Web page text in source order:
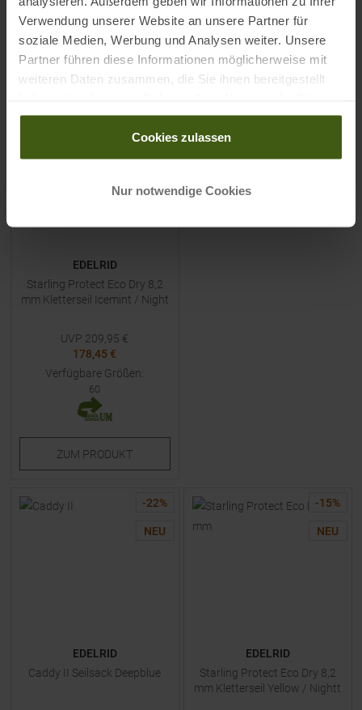
Verwendung unserer Website an unsere Partner für
soziale Medien, Werbung und Analysen weiter. Unsere
Partner führen diese Informationen möglicherweise mit
weiteren Daten zusammen, die Sie ihnen bereitgestellt
gesammelt haben.
Cookies zulassen
Nur notwendige Cookies
ZUMPRODUKT ZUMPRODUKT
-15%
NEU
EDELRID
Starling Protect Eco Dry 8,2
mm Kletterseil Icemint / Night
UVP 209,95 €
178,45 €
Verfügbare Größen:
60
ZUM PRODUKT
-22%
NEU
EDELRID
Caddy II Seilsack Deepblue
-15%
NEU
EDELRID
Starling Protect Eco Dry 8,2
mm Kletterseil Yellow / Nightt